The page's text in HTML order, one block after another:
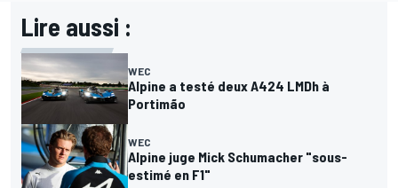
Lire aussi :
WEC
Alpine a testé deux A424 LMDh à
Portimão
WEC
Alpine juge Mick Schumacher "sous-
estimé en F1"